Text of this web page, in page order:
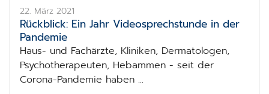
22. März 2021
Rückblick: Ein Jahr Videosprechstunde in der
Pandemie
Haus- und Fachärzte, Kliniken, Dermatologen,
Psychotherapeuten, Hebammen - seit der
Corona-Pandemie haben ...